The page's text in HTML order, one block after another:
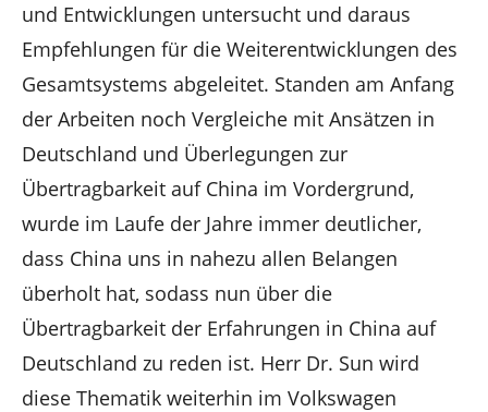
und Entwicklungen untersucht und daraus
Empfehlungen für die Weiterentwicklungen des
Gesamtsystems abgeleitet. Standen am Anfang
der Arbeiten noch Vergleiche mit Ansätzen in
Deutschland und Überlegungen zur
Übertragbarkeit auf China im Vordergrund,
wurde im Laufe der Jahre immer deutlicher,
dass China uns in nahezu allen Belangen
überholt hat, sodass nun über die
Übertragbarkeit der Erfahrungen in China auf
Deutschland zu reden ist. Herr Dr. Sun wird
diese Thematik weiterhin im Volkswagen